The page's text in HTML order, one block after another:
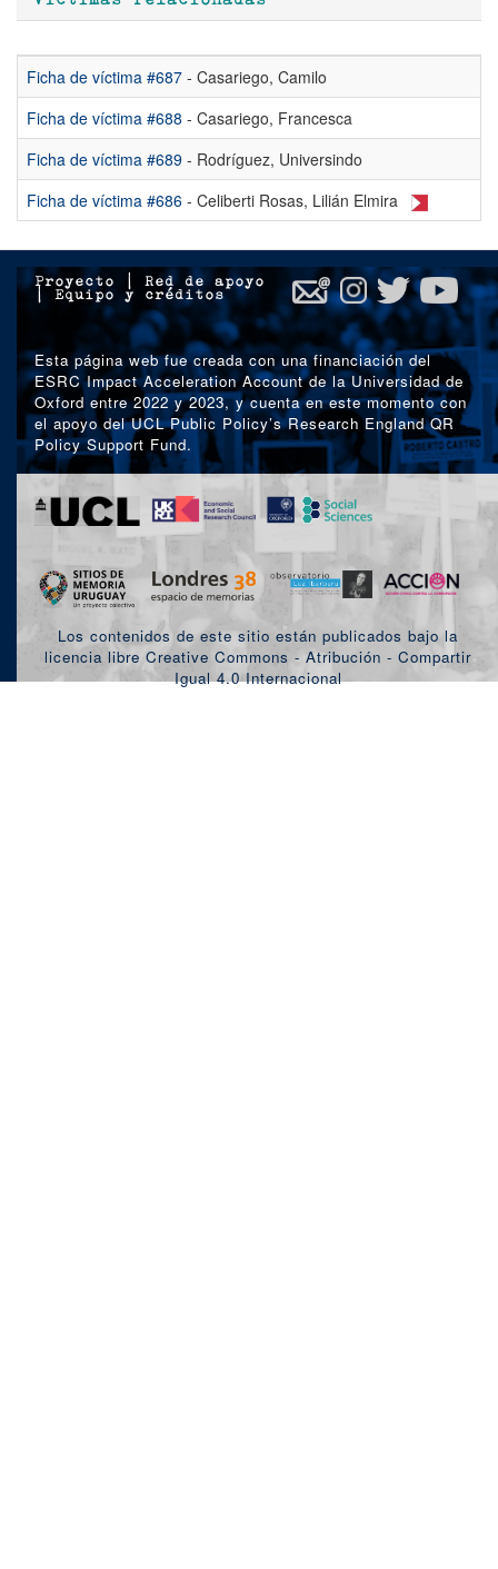
Ficha de víctima #687 - Casariego, Camilo
Ficha de víctima #688 - Casariego, Francesca
Ficha de víctima #689 - Rodríguez, Universindo
Ficha de víctima #686 - Celiberti Rosas, Lilián Elmira
Proyecto
Red de apoyo
| Equipo y créditos
Esta página web fue creada con una financiación del
ESRC Impact Acceleration Account de la Universidad de
Oxford entre 2022 y 2023, y cuenta en este momento con
el apoyo del UCL Public Policy’s Research England QR
Policy Support Fund.
Los contenidos de este sitio están publicados bajo la
licencia libre Creative Commons - Atribución - Compartir
Igual 4.0 Internacional